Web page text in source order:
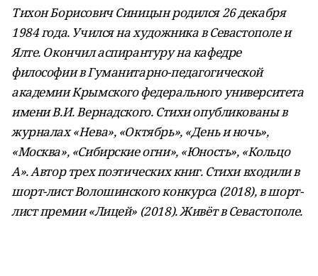
Тихон Борисович Синицын родился 26 декабря
1984 года. Учился на художника в Севастополе и
Ялте. Окончил аспирантуру на кафедре
философии в Гуманитарно-педагогической
академии Крымского федерального университета
имени В.И. Вернадского. Стихи опубликованы в
журналах «Нева», «Октябрь», «День и ночь»,
«Москва», «Сибирские огни», «Юность», «Кольцо
А». Автор трех поэтических книг. Стихи входили в
шорт-лист Волошинского конкурса (2018), в шорт-
лист премии «Лицей» (2018). Живёт в Севастополе.